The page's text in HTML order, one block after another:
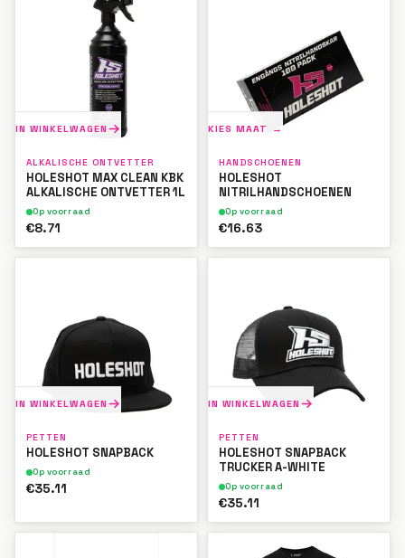
IN WINKELWAGEN
ALKALISCHE ONTVETTER
HOLESHOT MAX CLEAN KBK
ALKALISCHE ONTVETTER 1L
Op voorraad
€8.71
KIES MAAT →
HANDSCHOENEN
HOLESHOT
NITRILHANDSCHOENEN
Op voorraad
€16.63
IN WINKELWAGEN
PETTEN
HOLESHOT SNAPBACK
Op voorraad
€35.11
IN WINKELWAGEN
PETTEN
HOLESHOT SNAPBACK
TRUCKER A-WHITE
Op voorraad
€35.11